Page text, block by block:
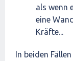
als wenn
eine
Kräfte...
In beiden